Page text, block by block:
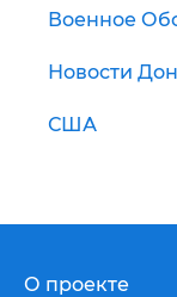
Военное
Новости
США
О проекте